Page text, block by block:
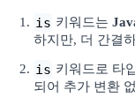
is 키워드는
하지만, 더 간결
is 키워드로 타
되어 추가 변환